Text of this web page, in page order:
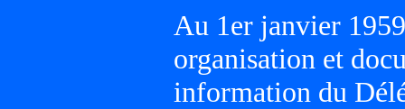
Au 1er janvier
organisation et
information du